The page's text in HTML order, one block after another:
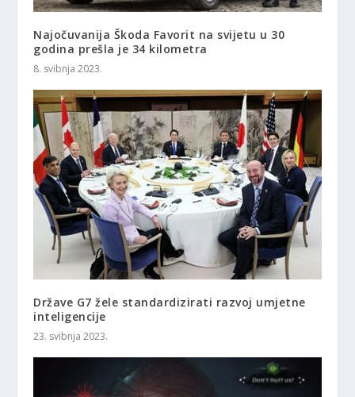
Najočuvanija Škoda Favorit na svijetu u 30
godina prešla je 34 kilometra
8. svibnja 2023.
Države G7 žele standardizirati razvoj umjetne
inteligencije
23. svibnja 2023.